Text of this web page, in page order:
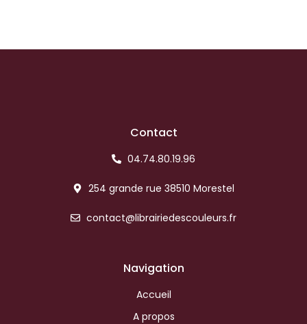
Contact
04.74.80.19.96
254 grande rue 38510 Morestel
contact@librairiedescouleurs.fr
Navigation
Accueil
A propos